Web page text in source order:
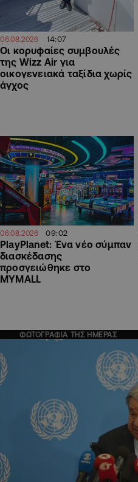
06.08.2026 14:07
Οι κορυφαίες συμβουλές
της Wizz Air για
οικογενειακά ταξίδια χωρίς
άγχος
06.08.2026 09:02
PlayPlanet: Ένα νέο σύμπαν
διασκέδασης
προσγειώθηκε στο
MYMALL
ΦΩΤΟΓΡΑΦΙΑ ΤΗΣ ΗΜΕΡΑΣ